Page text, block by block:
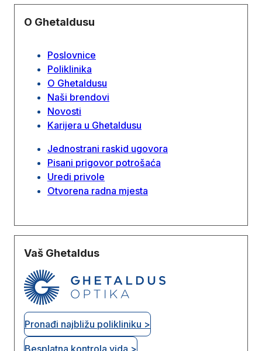
O Ghetaldusu
Poslovnice
Poliklinika
O Ghetaldusu
Naši brendovi
Novosti
Karijera u Ghetaldusu
Jednostrani raskid ugovora
Pisani prigovor potrošaća
Uredi privole
Otvorena radna mjesta
Vaš Ghetaldus
Pronađi najbližu polikliniku >
Besplatna kontrola vida >